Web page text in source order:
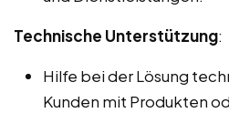
Technische Unterstützung:
Hilfe bei der Lösung
Kunden mit Produkten